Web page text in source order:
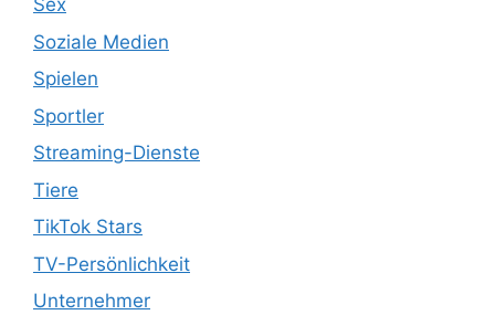
Sex
Soziale Medien
Spielen
Sportler
Streaming-Dienste
Tiere
TikTok Stars
TV-Persönlichkeit
Unternehmer